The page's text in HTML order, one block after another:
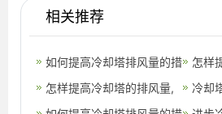
相关推荐
如何提高冷却塔排风量的措
施,如何选择冷却塔型号
怎样
量？,
怎样提高冷却塔的排风量,
冷却